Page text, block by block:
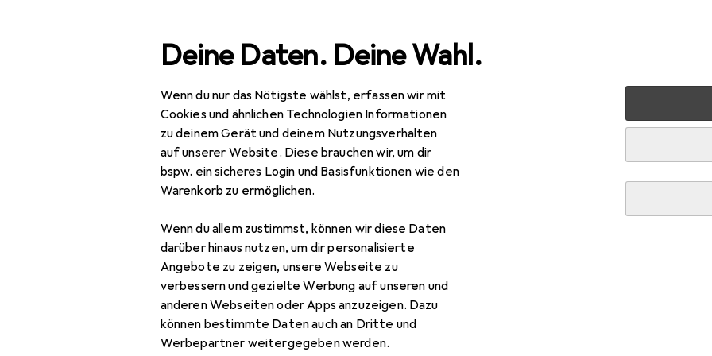
Deine Daten. Deine Wahl.
Wenn du nur das Nötigste wählst, erfassen wir mit
Cookies und ähnlichen Technologien Informationen
zu deinem Gerät und deinem Nutzungsverhalten
auf unserer Website. Diese brauchen wir, um dir
bspw. ein sicheres Login und Basisfunktionen wie den
Warenkorb zu ermöglichen.
Wenn du allem zustimmst, können wir diese Daten
darüber hinaus nutzen, um dir personalisierte
Angebote zu zeigen, unsere Webseite zu
verbessern und gezielte Werbung auf unseren und
anderen Webseiten oder Apps anzuzeigen. Dazu
können bestimmte Daten auch an Dritte und
Werbepartner weitergegeben werden.
Navigation nach Kategorien Gesamtsortiment IT + Multimedia Wearables